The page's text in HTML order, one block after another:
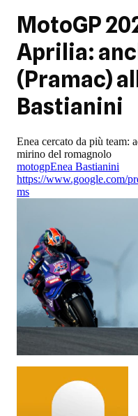
MotoGP
Aprilia:
(Pramac)
Bastianini
Enea cercato da più
mirino del romagnolo
motogpEnea Bastianini
https://www.google.com/
ms